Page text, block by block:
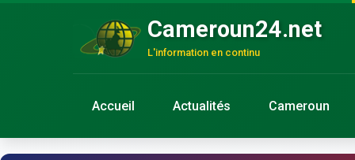
Cameroun24.net
L'information en continu
Accueil Actualités Cameroun